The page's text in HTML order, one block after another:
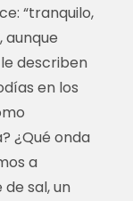
“tranquilo,
aunque
describen
en los
¿Qué onda
a
sal, un